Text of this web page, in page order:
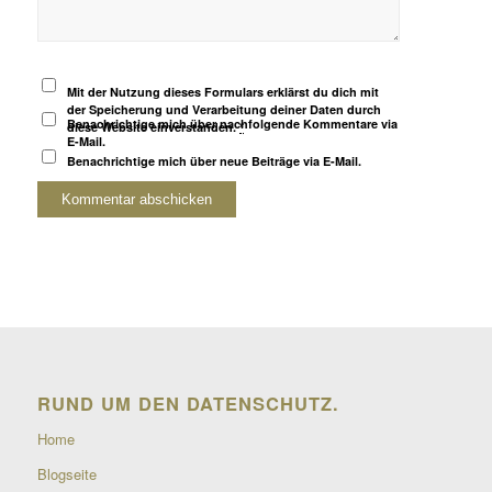
Mit der Nutzung dieses Formulars erklärst du dich mit
der Speicherung und Verarbeitung deiner Daten durch
diese Website einverstanden.*
Benachrichtige mich über nachfolgende Kommentare via
E-Mail.
Benachrichtige mich über neue Beiträge via E-Mail.
RUND UM DEN DATENSCHUTZ.
Home
Blogseite